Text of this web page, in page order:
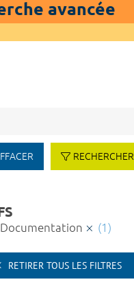
avancée
RECHERCHER
(1)
RETIRER TOUS LES FILTRES